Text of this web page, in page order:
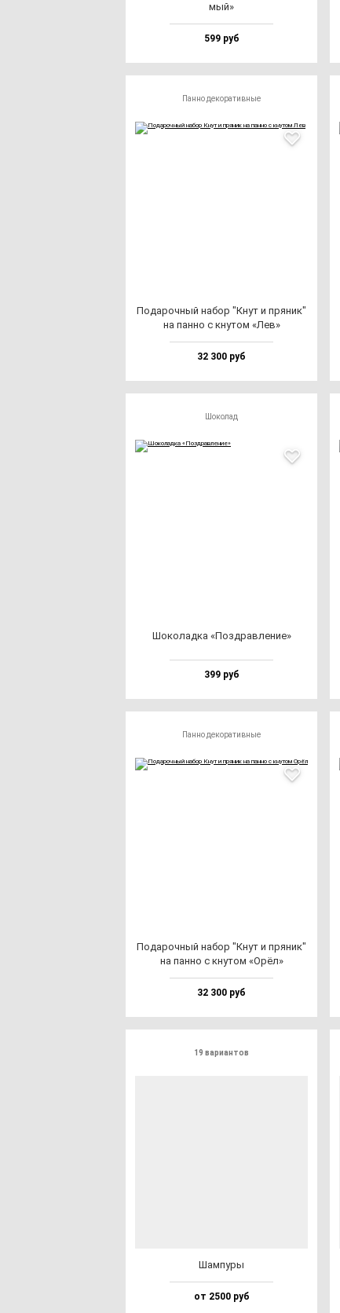
мый»
599 руб
Панно декоративные
Пода­роч­ный на­бор "Кнут и пря­ник"
на пан­но с кну­том «Лев»
32 300 руб
Шоколад
Шоко­лад­ка «Поз­драв­ле­ние»
399 руб
Панно декоративные
Пода­роч­ный на­бор "Кнут и пря­ник"
на пан­но с кну­том «Орёл»
32 300 руб
19 вариантов
Шам­пу­ры
от 2500 руб